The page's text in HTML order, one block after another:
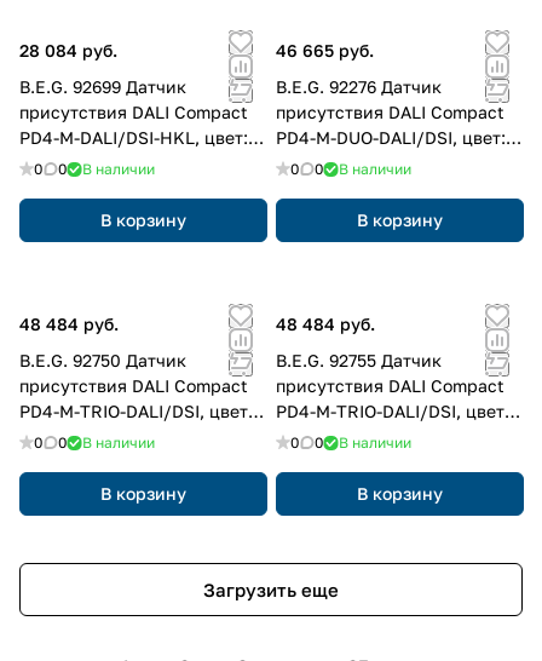
28 084 руб.
B.E.G. 92699 Датчик
присутствия DALI Compact
PD4-M-DALI/DSI-HKL, цвет:
Белый матовый, похожий
0 0 В наличии
В корзину
46 665 руб.
B.E.G. 92276 Датчик
присутствия DALI Compact
PD4-M-DUO-DALI/DSI, цвет:
Белый матовый, похожий
0 0 В наличии
В корзину
48 484 руб.
B.E.G. 92750 Датчик
присутствия DALI Compact
PD4-M-TRIO-DALI/DSI, цвет:
Белый матовый, похожий
0 0 В наличии
В корзину
48 484 руб.
B.E.G. 92755 Датчик
присутствия DALI Compact
PD4-M-TRIO-DALI/DSI, цвет:
Белый матовый, похожий
0 0 В наличии
В корзину
Загрузить еще